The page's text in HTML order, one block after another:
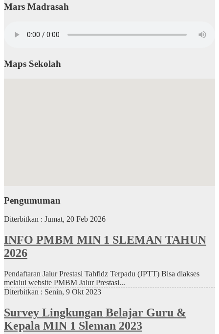
Mars Madrasah
Maps Sekolah
Pengumuman
Diterbitkan : Jumat, 20 Feb 2026
INFO PMBM MIN 1 SLEMAN TAHUN
2026
Pendaftaran Jalur Prestasi Tahfidz Terpadu (JPTT) Bisa diakses
melalui website PMBM Jalur Prestasi...
Diterbitkan : Senin, 9 Okt 2023
Survey Lingkungan Belajar Guru &
Kepala MIN 1 Sleman 2023